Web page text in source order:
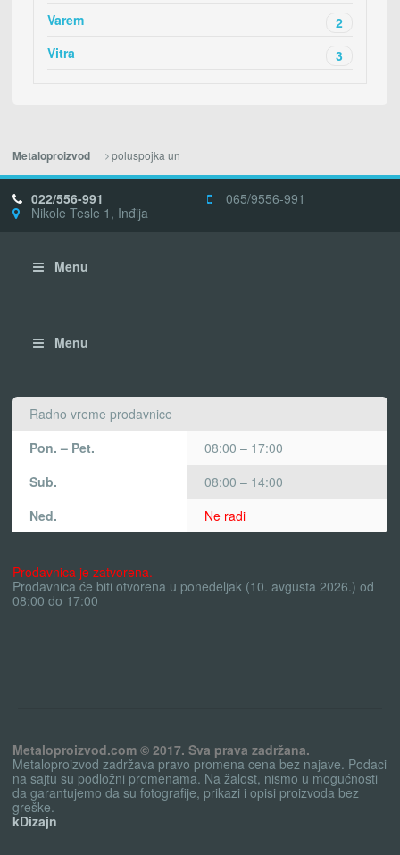
Varem
2
Vitra
3
Metaloproizvod poluspojka un
022/556-991
065/9556-991
Nikole Tesle 1, Inđija
Menu
Menu
Radno vreme prodavnice
Pon. – Pet.
08:00 – 17:00
Sub.
08:00 – 14:00
Ned.
Ne radi
Prodavnica je zatvorena.
Prodavnica će biti otvorena u ponedeljak (10. avgusta 2026.) od
08:00 do 17:00
Metaloproizvod.com © 2017. Sva prava zadržana.
Metaloproizvod zadržava pravo promena cena bez najave. Podaci
na sajtu su podložni promenama. Na žalost, nismo u mogućnosti
da garantujemo da su fotografije, prikazi i opisi proizvoda bez
greške.
kDizajn